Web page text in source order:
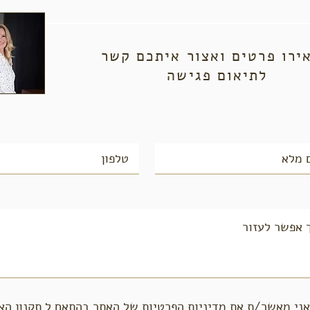
פרטים ואצור איתכם קשר
לתיאום פגישה